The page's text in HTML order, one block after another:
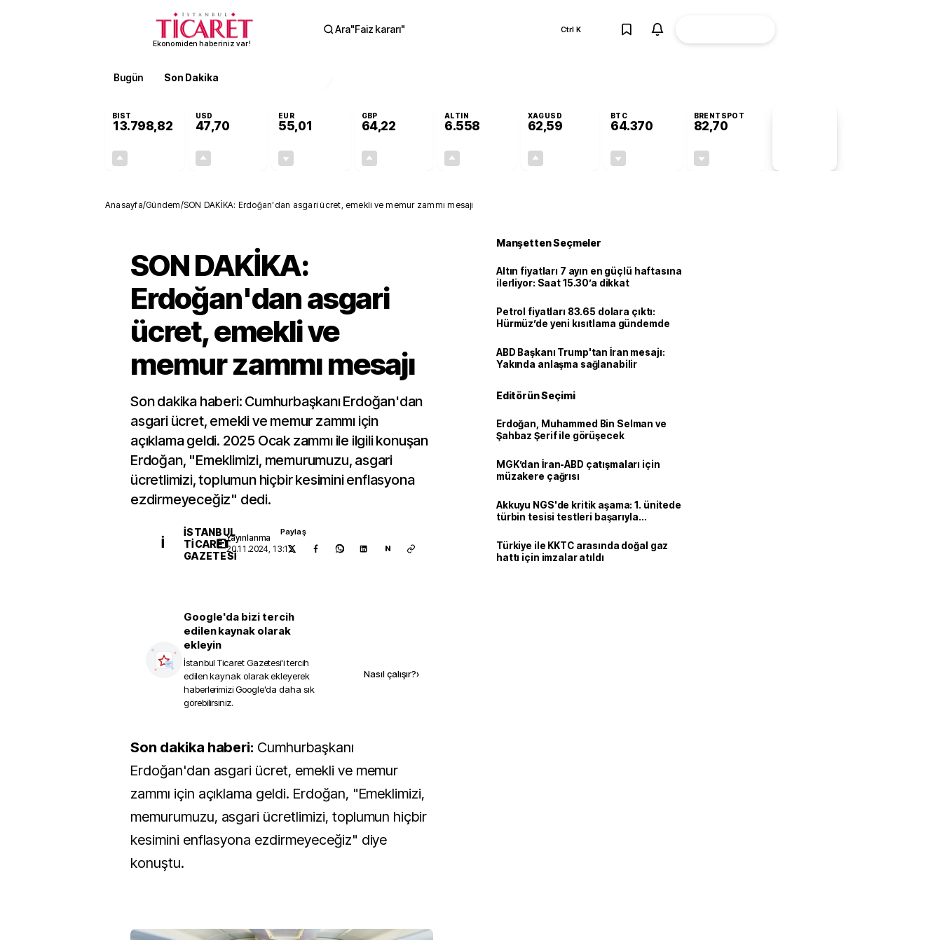
Ekonomiden haberiniz var!
Ara"Faiz kararı" Ctrl K
Bugün Son Dakika
BIST
13.798,82
USD
47,70
EUR
55,01
GBP
64,22
ALTIN
6.558
XAGUSD
62,59
BTC
64.370
BRENTSPOT
82,70
Anasayfa/Gündem/SON DAKİKA: Erdoğan'dan asgari ücret, emekli ve memur zammı mesajı
SON DAKİKA:
Erdoğan'dan asgari
ücret, emekli ve
memur zammı mesajı
Son dakika haberi: Cumhurbaşkanı Erdoğan'dan
asgari ücret, emekli ve memur zammı için
açıklama geldi. 2025 Ocak zammı ile ilgili konuşan
Erdoğan, "Emeklimizi, memurumuzu, asgari
ücretlimizi, toplumun hiçbir kesimini enflasyona
ezdirmeyeceğiz" dedi.
İ
İSTANBUL
TICARET
GAZETESI
Yayınlanma
20.11.2024, 13:12
Paylaş
N
Google'da bizi tercih
edilen kaynak olarak
ekleyin
İstanbul Ticaret Gazetesi'i tercih
edilen kaynak olarak ekleyerek
haberlerimizi Google'da daha sık
görebilirsiniz.
Nasıl çalışır?›
Son dakika haberi: Cumhurbaşkanı
Erdoğan'dan asgari ücret, emekli ve memur
zammı için açıklama geldi. Erdoğan, "Emeklimizi,
memurumuzu, asgari ücretlimizi, toplumun hiçbir
kesimini enflasyona ezdirmeyeceğiz" diye
konuştu.
Manşetten Seçmeler
Altın fiyatları 7 ayın en güçlü haftasına
ilerliyor: Saat 15.30’a dikkat
Petrol fiyatları 83.65 dolara çıktı:
Hürmüz’de yeni kısıtlama gündemde
ABD Başkanı Trump'tan İran mesajı:
Yakında anlaşma sağlanabilir
Editörün Seçimi
Erdoğan, Muhammed Bin Selman ve
Şahbaz Şerif ile görüşecek
MGK’dan İran-ABD çatışmaları için
müzakere çağrısı
Akkuyu NGS'de kritik aşama: 1. ünitede
türbin tesisi testleri başarıyla
Türkiye ile KKTC arasında doğal gaz
hattı için imzalar atıldı